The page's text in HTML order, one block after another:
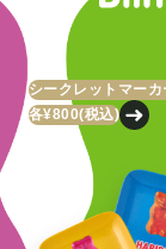
シークレットマー
各¥800(税込)